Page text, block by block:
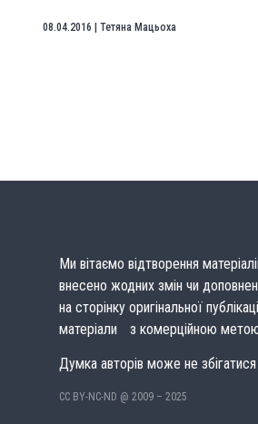
08.04.2016 Тетяна Мацьоха
Ми вітаємо відтворення
внесено жодних змін чи
на сторінку оригінальної
матеріали з комерційною
Думка авторів може не
CC BY-NC-ND @ 2009 – 2025